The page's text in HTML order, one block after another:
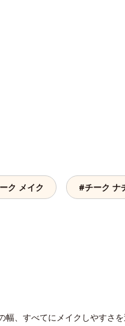
ク メイク #チーク ナ
幅、すべてにメイクしやすさ